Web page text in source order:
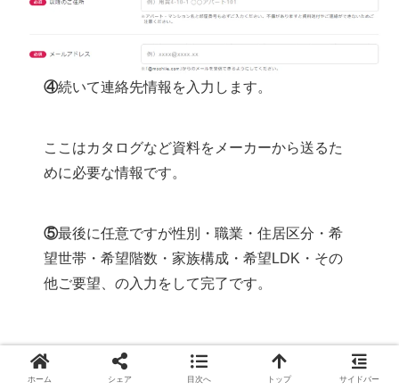
④続いて連絡先情報を入力します。
ここはカタログなど資料をメーカーから送るた
めに必要な情報です。
⑤最後に任意ですが性別・職業・住居区分・希
望世帯・希望階数・家族構成・希望LDK・その
他ご要望、の入力をして完了です。
すべての入力が終わり数日経てば建築会社の資料が送られ
ホーム シェア 目次へ トップ サイドバー